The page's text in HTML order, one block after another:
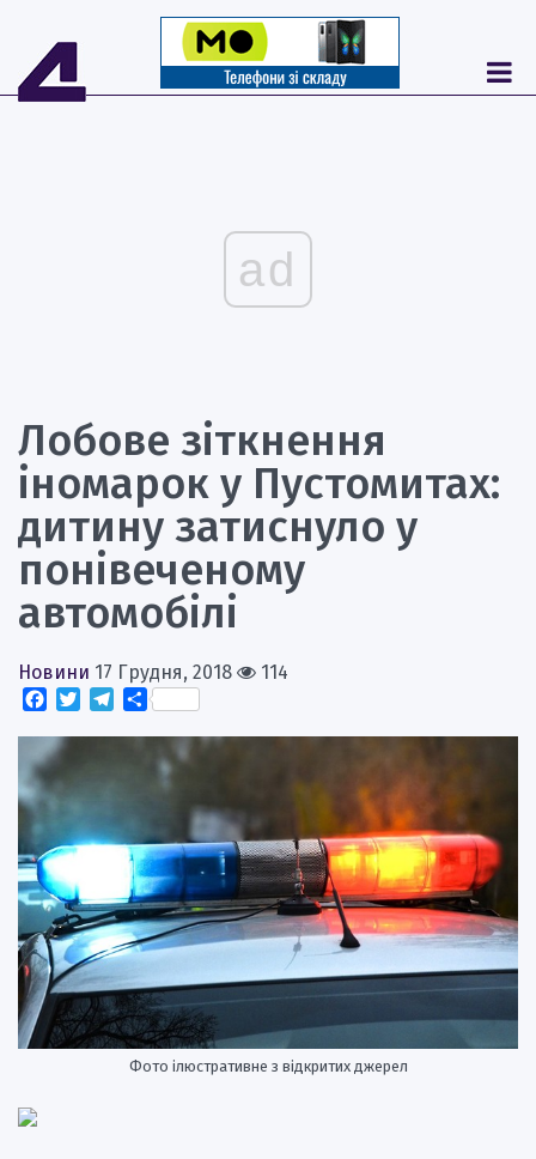
ad
Лобове зіткнення
іномарок у Пустомитах:
дитину затиснуло у
понівеченому
автомобілі
Новини 17 Грудня, 2018
114
Facebook
TwitterTelegram
Поділитися
Фото ілюстративне з відкритих джерел